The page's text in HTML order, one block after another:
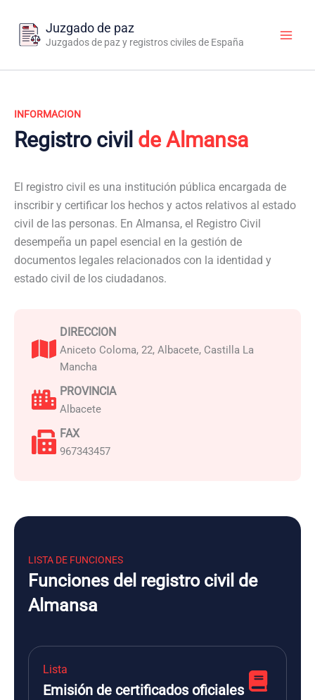
contenido
Juzgado de paz
Juzgados de paz y registros civiles de España
INFORMACION
Registro civil de Almansa
El registro civil es una institución pública encargada de
inscribir y certificar los hechos y actos relativos al estado
civil de las personas. En Almansa, el Registro Civil
desempeña un papel esencial en la gestión de
documentos legales relacionados con la identidad y
estado civil de los ciudadanos.
DIRECCION
Aniceto Coloma, 22, Albacete, Castilla La
Mancha
PROVINCIA
Albacete
FAX
967343457
LISTA DE FUNCIONES
Funciones del registro civil de
Almansa
Lista
Emisión de certificados oficiales